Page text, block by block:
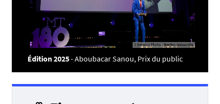
Édition 2025- Aboubacar Sanou, Prix du public